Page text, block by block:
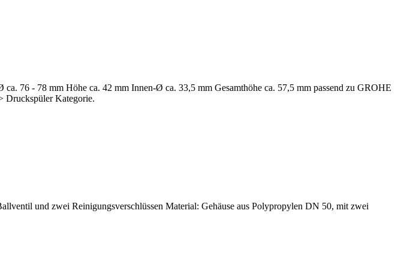
76 - 78 mm Höhe ca. 42 mm Innen-Ø ca. 33,5 mm Gesamthöhe ca. 57,5 mm passend zu GROHE
Druckspüler Kategorie.
und zwei Reinigungsverschlüssen Material: Gehäuse aus Polypropylen DN 50, mit zwei